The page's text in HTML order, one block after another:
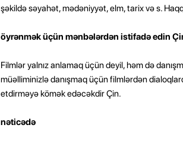
şəkildə səyahət, mədəniyyət, elm, tarix və s.
öyrənmək üçün mənbələrdən istifadə edin
Filmlər yalnız anlamaq üçün deyil, həm də
müəlliminizlə danışmaq üçün filmlərdən
etdirməyə kömək edəcəkdir Çin.
nəticədə